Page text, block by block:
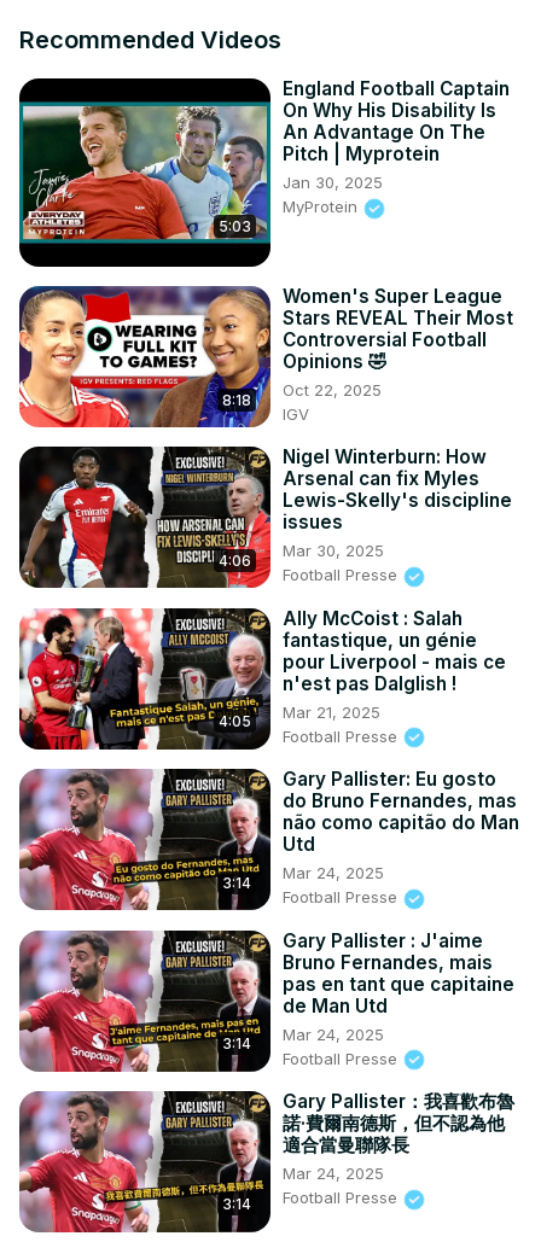
Recommended Videos
5:03
England Football Captain
On Why His Disability Is
An Advantage On The
Pitch | Myprotein
Jan 30, 2025
MyProtein
8:18
Women's Super League
Stars REVEAL Their Most
Controversial Football
Opinions 🤣
Oct 22, 2025
IGV
4:06
Nigel Winterburn: How
Arsenal can fix Myles
Lewis-Skelly's discipline
issues
Mar 30, 2025
Football Presse
4:05
Ally McCoist : Salah
fantastique, un génie
pour Liverpool - mais ce
n'est pas Dalglish !
Mar 21, 2025
Football Presse
3:14
Gary Pallister: Eu gosto
do Bruno Fernandes, mas
não como capitão do Man
Utd
Mar 24, 2025
Football Presse
3:14
Gary Pallister : J'aime
Bruno Fernandes, mais
pas en tant que capitaine
de Man Utd
Mar 24, 2025
Football Presse
3:14
Gary Pallister：我喜歡布魯
諾·費爾南德斯，但不認為他
適合當曼聯隊長
Mar 24, 2025
Football Presse